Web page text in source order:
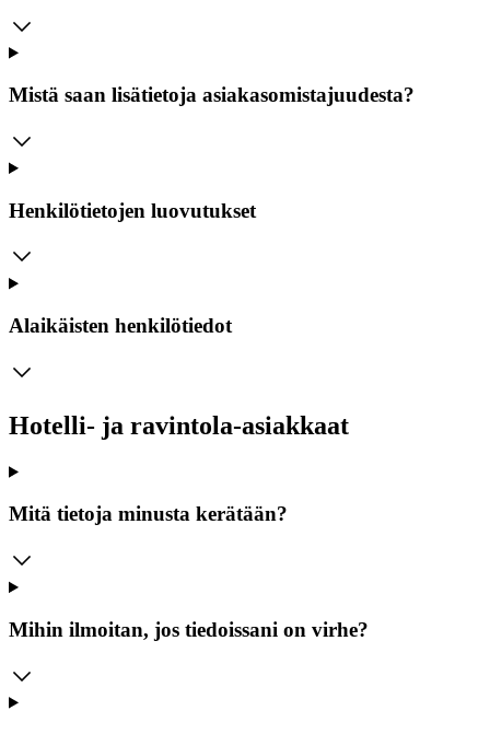
Mistä saan lisätietoja asiakasomistajuudesta?
Henkilötietojen luovutukset
Alaikäisten henkilötiedot
Hotelli- ja ravintola-asiakkaat
Mitä tietoja minusta kerätään?
Mihin ilmoitan, jos tiedoissani on virhe?